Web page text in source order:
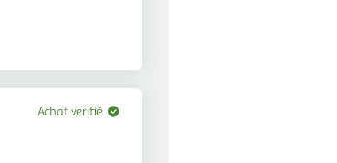
Achat verifié